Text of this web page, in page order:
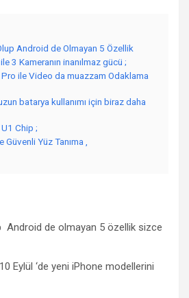
Android de Olmayan 5 Özellik
3 Kameranın inanılmaz gücü ;
ile Video da muazzam Odaklama
batarya kullanımı için biraz daha
Chip ;
Güvenli Yüz Tanıma ,
Android de olmayan 5 özellik sizce
Eylül ‘de yeni iPhone modellerini